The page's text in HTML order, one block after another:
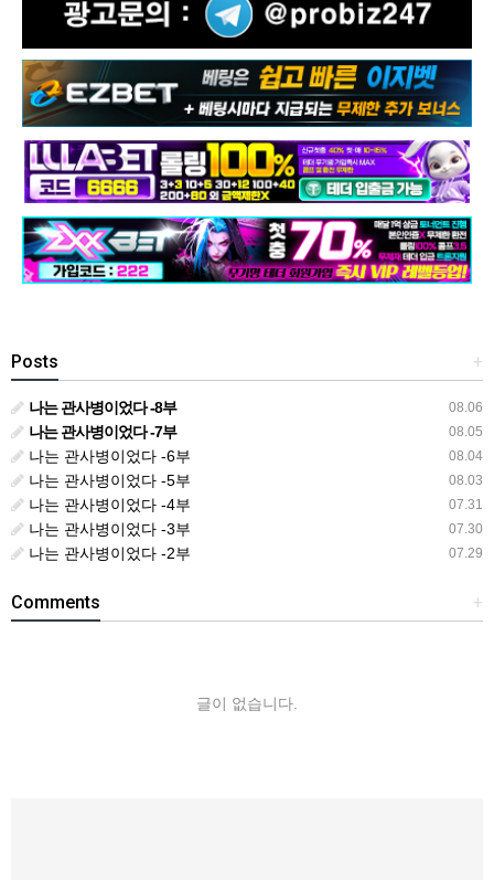
+
Posts
08.06
나는 관사병이었다 -8부
08.05
나는 관사병이었다 -7부
08.04
나는 관사병이었다 -6부
08.03
나는 관사병이었다 -5부
07.31
나는 관사병이었다 -4부
07.30
나는 관사병이었다 -3부
07.29
나는 관사병이었다 -2부
+
Comments
글이 없습니다.